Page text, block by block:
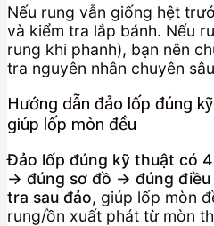
Nếu rung vẫn giống hệt
và kiểm tra lắp bánh. Nếu
rung khi phanh), bạn nên
tra nguyên nhân chuyên
Hướng dẫn đảo lốp đúng
giúp lốp mòn đều
Đảo lốp đúng kỹ thuật có
→ đúng sơ đồ → đúng
tra sau đảo, giúp lốp mòn
rung/ồn xuất phát từ mòn